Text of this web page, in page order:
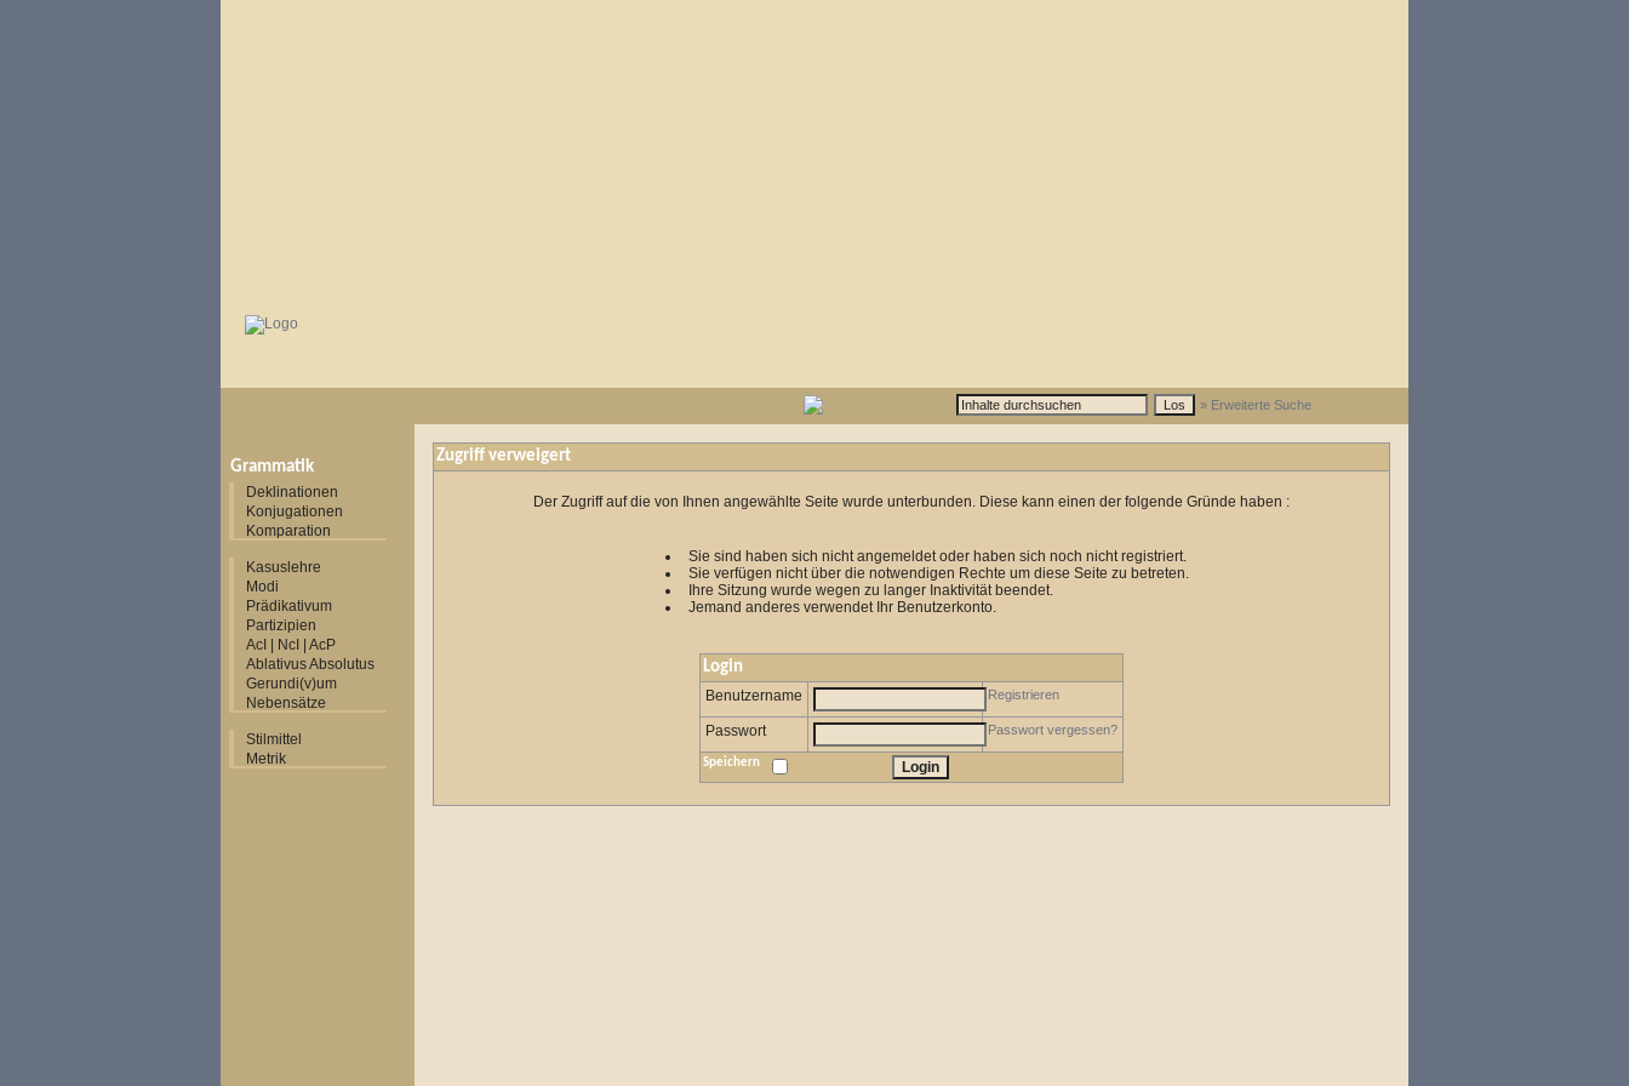
» Erweiterte Suche
Grammatik
Deklinationen
Konjugationen
Komparation
Kasuslehre
Modi
Prädikativum
Partizipien
AcI | NcI | AcP
Ablativus Absolutus
Gerundi(v)um
Nebensätze
Stilmittel
Metrik
Zugriff verweigert
Der Zugriff auf die von Ihnen angewählte Seite wurde unterbunden. Diese kann einen der folgende Gründe haben :
Sie sind haben sich nicht angemeldet oder haben sich noch nicht registriert.
Sie verfügen nicht über die notwendigen Rechte um diese Seite zu betreten.
Ihre Sitzung wurde wegen zu langer Inaktivität beendet.
Jemand anderes verwendet Ihr Benutzerkonto.
Login
Benutzername Registrieren
Passwort Passwort vergessen?
Speichern